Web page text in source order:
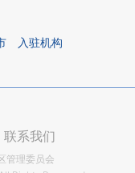
入驻机构
联系我们
管理委员会